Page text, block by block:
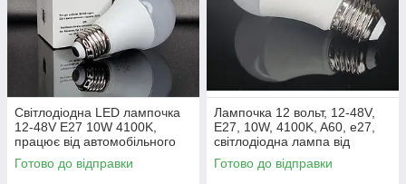
Світлодіодна LED лампочка
12-48V E27 10W 4100K,
працює від автомобільного
акумулятора 12-48 вольт
Готово до відправки
Лампочка 12 вольт, 12-48V,
E27, 10W, 4100K, A60, е27,
світлодіодна лампа від
автомобільного акумулятора
Готово до відправки